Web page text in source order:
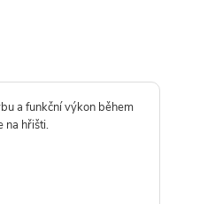
a funkční výkon během
na hřišti.